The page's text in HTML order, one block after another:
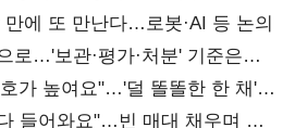
에 또 만난다…로봇·AI 등 논의
로…'보관·평가·처분' 기준은
가 높여요"…'덜 똘똘한 한 채'
들어와요"…빈 매대 채우며 문